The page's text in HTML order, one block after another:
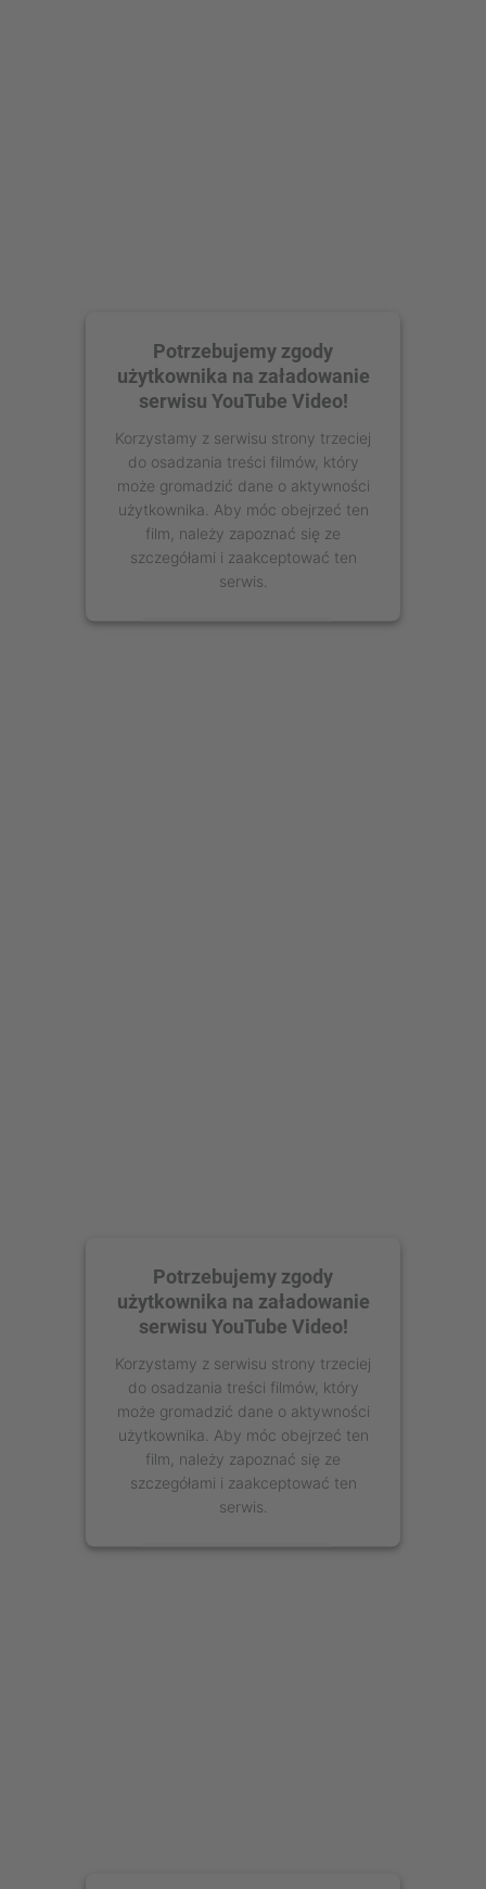
Potrzebujemy zgody
użytkownika na załadowanie
serwisu YouTube Video!
Korzystamy z serwisu strony trzeciej
do osadzania treści filmów, który
może gromadzić dane o aktywności
użytkownika. Aby móc obejrzeć ten
film, należy zapoznać się ze
szczegółami i zaakceptować ten
serwis.
Potrzebujemy zgody
użytkownika na załadowanie
serwisu YouTube Video!
Korzystamy z serwisu strony trzeciej
do osadzania treści filmów, który
może gromadzić dane o aktywności
użytkownika. Aby móc obejrzeć ten
film, należy zapoznać się ze
szczegółami i zaakceptować ten
serwis.